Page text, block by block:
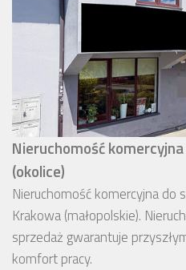
Nieruchomość
(okolice)
Nieruchomość komercyjna do
Krakowa (małopolskie).
sprzedaż gwarantuje
komfort pracy.